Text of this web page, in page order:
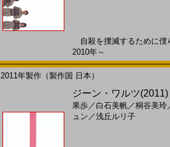
自殺を撲滅するために
2010年～
2011年製作（製作国 日本）
ジーン・ワルツ
果歩／ 白石美帆／桐谷美玲
ュン ／浅丘ルリ子